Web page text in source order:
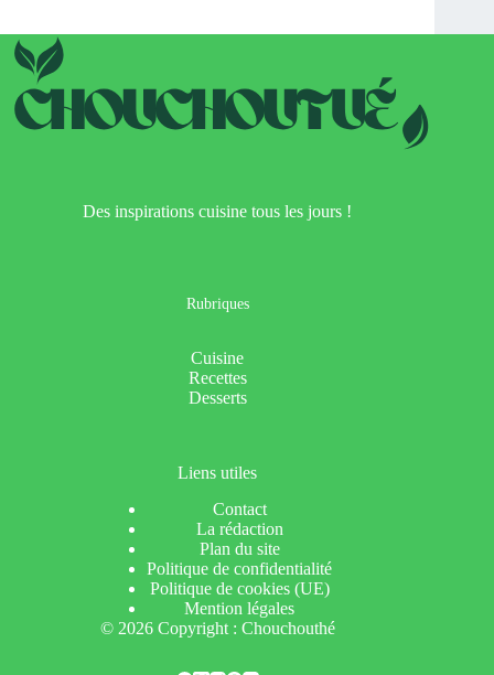
Des inspirations cuisine tous les jours !
Rubriques
Cuisine
Recettes
Desserts
Liens utiles
Contact
La rédaction
Plan du site
Politique de confidentialité
Politique de cookies (UE)
Mention légales
© 2026 Copyright : Chouchouthé